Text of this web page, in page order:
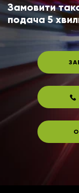
Замовити
подача 5